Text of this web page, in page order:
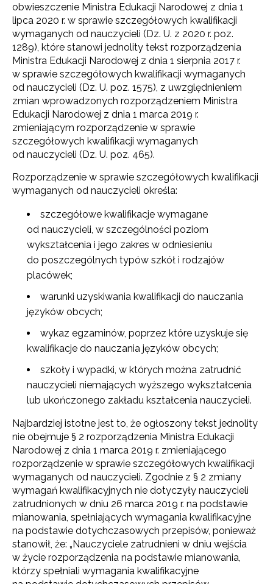
obwieszczenie Ministra Edukacji Narodowej z dnia 1
lipca 2020 r. w sprawie szczegółowych kwalifikacji
wymaganych od nauczycieli (Dz. U. z 2020 r. poz.
1289), które stanowi jednolity tekst rozporządzenia
Ministra Edukacji Narodowej z dnia 1 sierpnia 2017 r.
w sprawie szczegółowych kwalifikacji wymaganych
od nauczycieli (Dz. U. poz. 1575), z uwzględnieniem
zmian wprowadzonych rozporządzeniem Ministra
Edukacji Narodowej z dnia 1 marca 2019 r.
zmieniającym rozporządzenie w sprawie
szczegółowych kwalifikacji wymaganych
od nauczycieli (Dz. U. poz. 465).
Rozporządzenie w sprawie szczegółowych kwalifikacji
wymaganych od nauczycieli określa:
szczegółowe kwalifikacje wymagane
od nauczycieli, w szczególności poziom
wykształcenia i jego zakres w odniesieniu
do poszczególnych typów szkół i rodzajów
placówek;
warunki uzyskiwania kwalifikacji do nauczania
języków obcych;
wykaz egzaminów, poprzez które uzyskuje się
kwalifikacje do nauczania języków obcych;
szkoły i wypadki, w których można zatrudnić
nauczycieli niemających wyższego wykształcenia
lub ukończonego zakładu kształcenia nauczycieli.
Najbardziej istotne jest to, że ogłoszony tekst jednolity
nie obejmuje § 2 rozporządzenia Ministra Edukacji
Narodowej z dnia 1 marca 2019 r. zmieniającego
rozporządzenie w sprawie szczegółowych kwalifikacji
wymaganych od nauczycieli. Zgodnie z § 2 zmiany
wymagań kwalifikacyjnych nie dotyczyły nauczycieli
zatrudnionych w dniu 26 marca 2019 r. na podstawie
mianowania, spełniających wymagania kwalifikacyjne
na podstawie dotychczasowych przepisów, ponieważ
stanowił, że: „Nauczyciele zatrudnieni w dniu wejścia
w życie rozporządzenia na podstawie mianowania,
którzy spełniali wymagania kwalifikacyjne